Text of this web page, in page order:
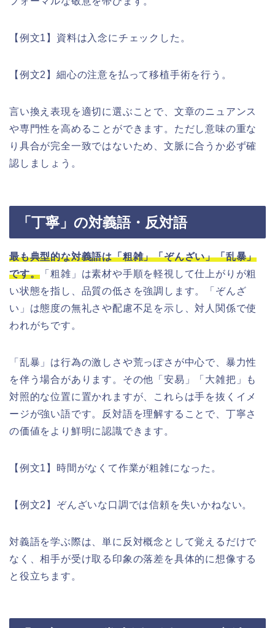
【例文1】資料は入念にチェックした。
【例文2】細心の注意を払って移植手術を行う。
言い換え表現を適切に選ぶことで、文章のニュアンス
や専門性を高めることができます。ただし意味の重な
り具合が完全一致ではないため、文脈に合うか必ず確
認しましょう。
「丁寧」の対義語・反対語
最も典型的な対義語は「粗雑」「ぞんざい」「乱暴」
です。 「粗雑」は素材や手順を軽視して仕上がりが粗
い状態を指し、品質の低さを強調します。「ぞんざ
い」は態度の無礼さや配慮不足を示し、対人関係で使
われがちです。
「乱暴」は行為の激しさや荒っぽさが中心で、暴力性
を伴う場合があります。その他「安易」「大雑把」も
対照的な位置に置かれますが、これらは手を抜くイメ
ージが強い語です。反対語を理解することで、丁寧さ
の価値をより鮮明に認識できます。
【例文1】時間がなくて作業が粗雑になった。
【例文2】ぞんざいな口調では信頼を失いかねない。
対義語を学ぶ際は、単に反対概念として覚えるだけで
なく、相手が受け取る印象の落差を具体的に想像する
と役立ちます。